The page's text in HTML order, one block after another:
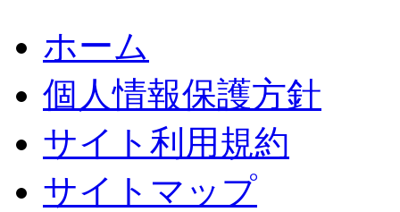
ホーム
個人情報保護方針
サイト利用規約
サイトマップ